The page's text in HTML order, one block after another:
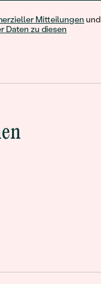
Mitteilungen und
Daten zu diesen